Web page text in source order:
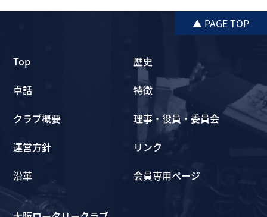
▲ PAGE TOP
Top
卓話
クラブ概要
運営方針
沿革
歴史
特徴
理事・役員・委員会
リンク
会員専用ページ